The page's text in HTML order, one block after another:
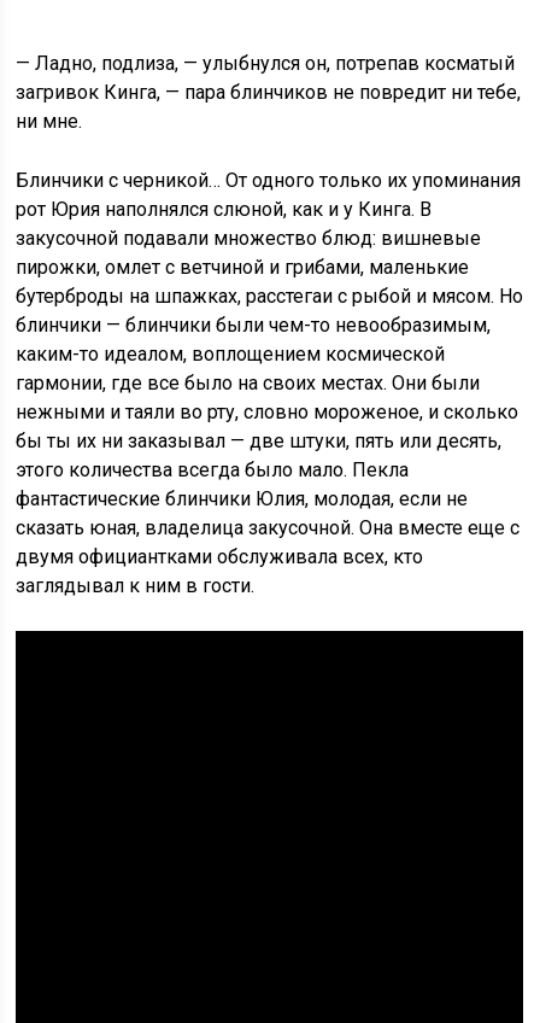
— Ладно, подлиза, — улыбнулся он, потрепав косматый
загривок Кинга, — пара блинчиков не повредит ни тебе,
ни мне.
Блинчики с черникой… От одного только их упоминания
рот Юрия наполнялся слюной, как и у Кинга. В
закусочной подавали множество блюд: вишневые
пирожки, омлет с ветчиной и грибами, маленькие
бутерброды на шпажках, расстегаи с рыбой и мясом. Но
блинчики — блинчики были чем-то невообразимым,
каким-то идеалом, воплощением космической
гармонии, где все было на своих местах. Они были
нежными и таяли во рту, словно мороженое, и сколько
бы ты их ни заказывал — две штуки, пять или десять,
этого количества всегда было мало. Пекла
фантастические блинчики Юлия, молодая, если не
сказать юная, владелица закусочной. Она вместе еще с
двумя официантками обслуживала всех, кто
заглядывал к ним в гости.